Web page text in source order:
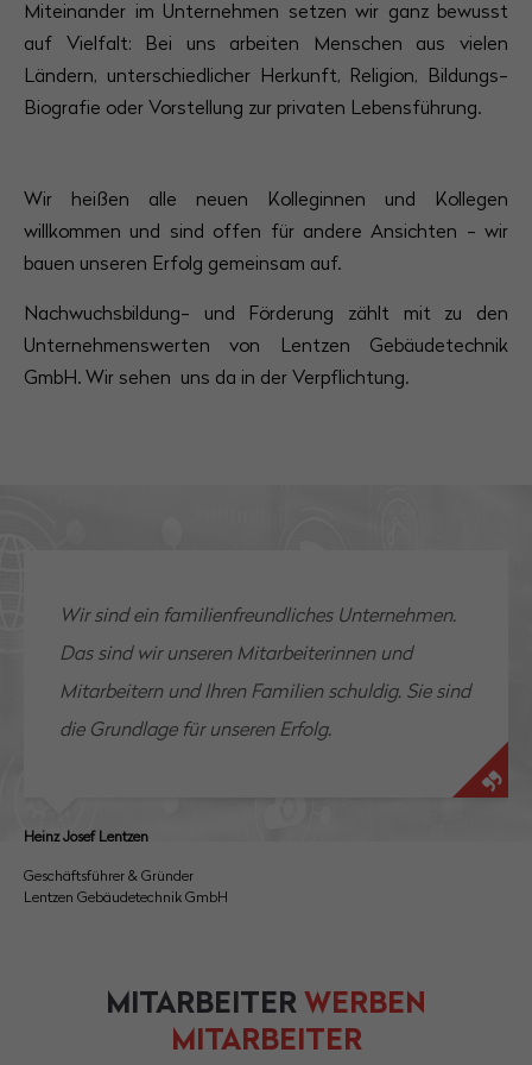
Miteinander im Unternehmen setzen wir ganz bewusst
auf Vielfalt: Bei uns arbeiten Menschen aus vielen
Ländern, unterschiedlicher Herkunft, Religion, Bildungs-
Biografie oder Vorstellung zur privaten Lebensführung.
Wir heißen alle neuen Kolleginnen und Kollegen
willkommen und sind offen für andere Ansichten - wir
bauen unseren Erfolg gemeinsam auf.
Nachwuchsbildung- und Förderung zählt mit zu den
Unternehmenswerten von Lentzen Gebäudetechnik
GmbH. Wir sehen uns da in der Verpflichtung.
Wir sind ein familienfreundliches Unternehmen.
Das sind wir unseren Mitarbeiterinnen und
Mitarbeitern und Ihren Familien schuldig. Sie sind
die Grundlage für unseren Erfolg.
Heinz Josef Lentzen
Geschäftsführer & Gründer
Lentzen Gebäudetechnik GmbH
MITARBEITERWERBEN
MITARBEITER